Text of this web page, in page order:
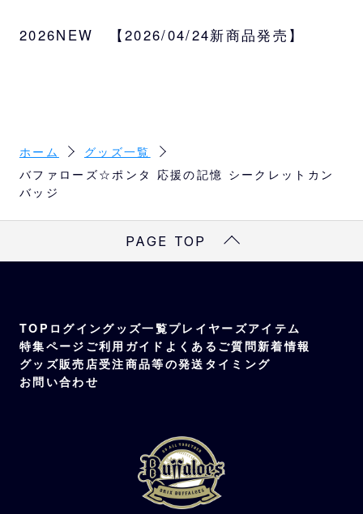
インを含む、全11種のシークレットカンバッ
2026NEW 【2026/04/24新商品発売】
ホーム
グッズ一覧
バファローズ☆ポンタ 応援の記憶 シークレットカン
バッジ
PAGE TOP
TOP ログイングッズ一覧プレイヤーズアイテム
特集ページ ご利用ガイド よくあるご質問新着情報
グッズ販売店受注商品等の発送タイミング
お問い合わせ